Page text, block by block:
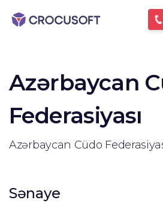
Azərbaycan
Federasiyası
Azərbaycan Cüdo
Sənaye